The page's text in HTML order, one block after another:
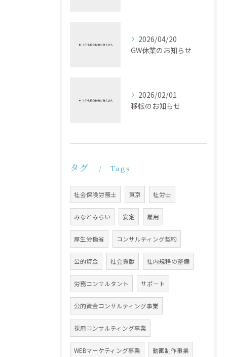
2026/04/20
GW休業のお知らせ
2026/02/01
移転のお知らせ
タグ Tags
社会保険労務士 東京 社労士
みなとみらい 安定 雇用
厚生労働省 コンサルティング契約
公的資金 社会貢献 社内規程の整備
労務コンサルタント サポート
公的資金コンサルティング事業
採用コンサルティング事業
WEBマーケティング事業 動画制作事業